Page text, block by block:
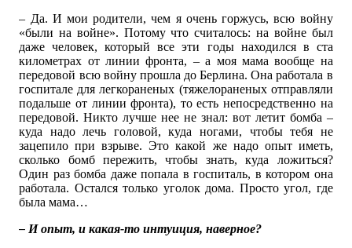
– Да. И мои родители, чем я очень горжусь, всю войну
«были на войне». Потому что считалось: на войне был
даже человек, который все эти годы находился в ста
километрах от линии фронта, – а моя мама вообще на
передовой всю войну прошла до Берлина. Она работала в
госпитале для легкораненых (тяжелораненых отправляли
подальше от линии фронта), то есть непосредственно на
передовой. Никто лучше нее не знал: вот летит бомба –
куда надо лечь головой, куда ногами, чтобы тебя не
зацепило при взрыве. Это какой же надо опыт иметь,
сколько бомб пережить, чтобы знать, куда ложиться?
Один раз бомба даже попала в госпиталь, в котором она
работала. Остался только уголок дома. Просто угол, где
была мама…
– И опыт, и какая-то интуиция, наверное?